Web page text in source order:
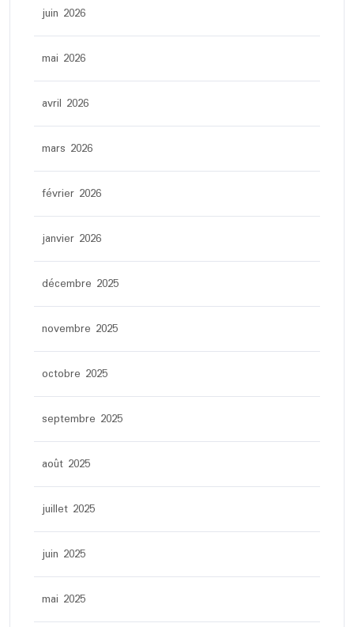
juin 2026
mai 2026
avril 2026
mars 2026
février 2026
janvier 2026
décembre 2025
novembre 2025
octobre 2025
septembre 2025
août 2025
juillet 2025
juin 2025
mai 2025